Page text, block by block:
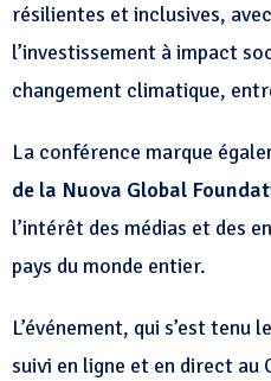
résilientes et inclusives,
l’investissement à impact
changement climatique,
La conférence marque
de la Nuova Global
l’intérêt des médias et des
pays du monde entier.
L’événement, qui s’est
suivi en ligne et en direct au